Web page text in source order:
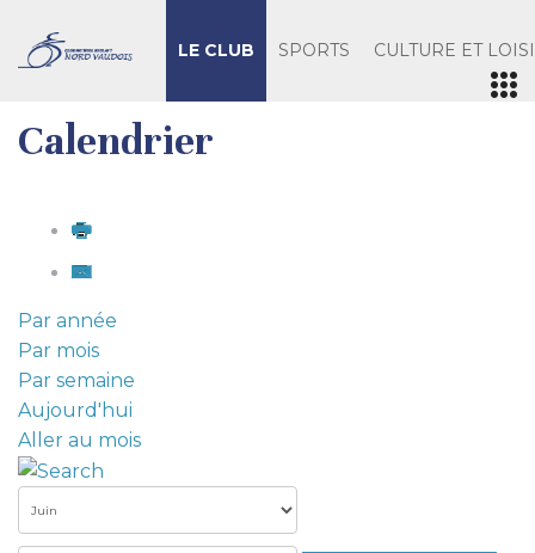
LE CLUB SPORTS CULTURE ET
Calendrier
Par année
Par mois
Par semaine
Aujourd'hui
Aller au mois